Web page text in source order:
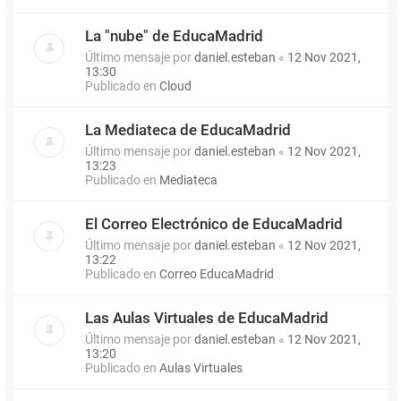
La "nube" de EducaMadrid
Último mensaje pordaniel.esteban « 12 Nov 2021,
13:30
Publicado en Cloud
La Mediateca de EducaMadrid
Último mensaje pordaniel.esteban « 12 Nov 2021,
13:23
Publicado en Mediateca
El Correo Electrónico de EducaMadrid
Último mensaje pordaniel.esteban « 12 Nov 2021,
13:22
Publicado en Correo EducaMadrid
Las Aulas Virtuales de EducaMadrid
Último mensaje pordaniel.esteban « 12 Nov 2021,
13:20
Publicado en Aulas Virtuales